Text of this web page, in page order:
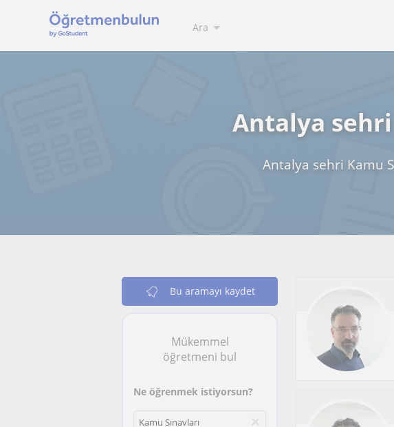
Ara
Antalya sehri
Antalya sehri Kamu
Bu aramayı kaydet
Mükemmel
öğretmeni bul
Ne öğrenmek istiyorsun?